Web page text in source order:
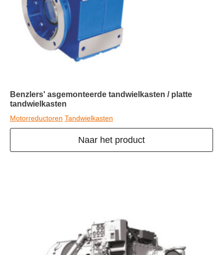
Benzlers' asgemonteerde tandwielkasten / platte
tandwielkasten
Motorreductoren Tandwielkasten
Naar het product